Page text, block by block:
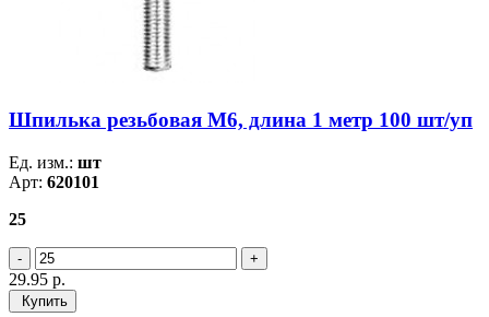
Шпилька резьбовая М6, длина 1 метр 100 шт/уп
Ед. изм.: шт
Арт: 620101
25
29.95 р.
Купить